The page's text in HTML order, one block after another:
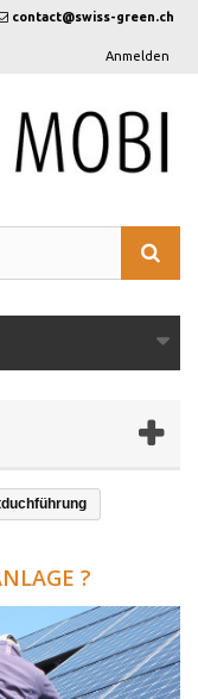
contact@swiss-green.ch
Anmelden
?